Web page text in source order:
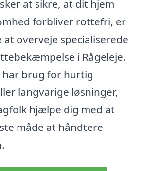
at sikre, at dit hjem
forbliver rottefri, er
at overveje specialiserede
i Rågeleje.
har brug for hurtig
langvarige løsninger,
hjælpe dig med at
måde at håndtere